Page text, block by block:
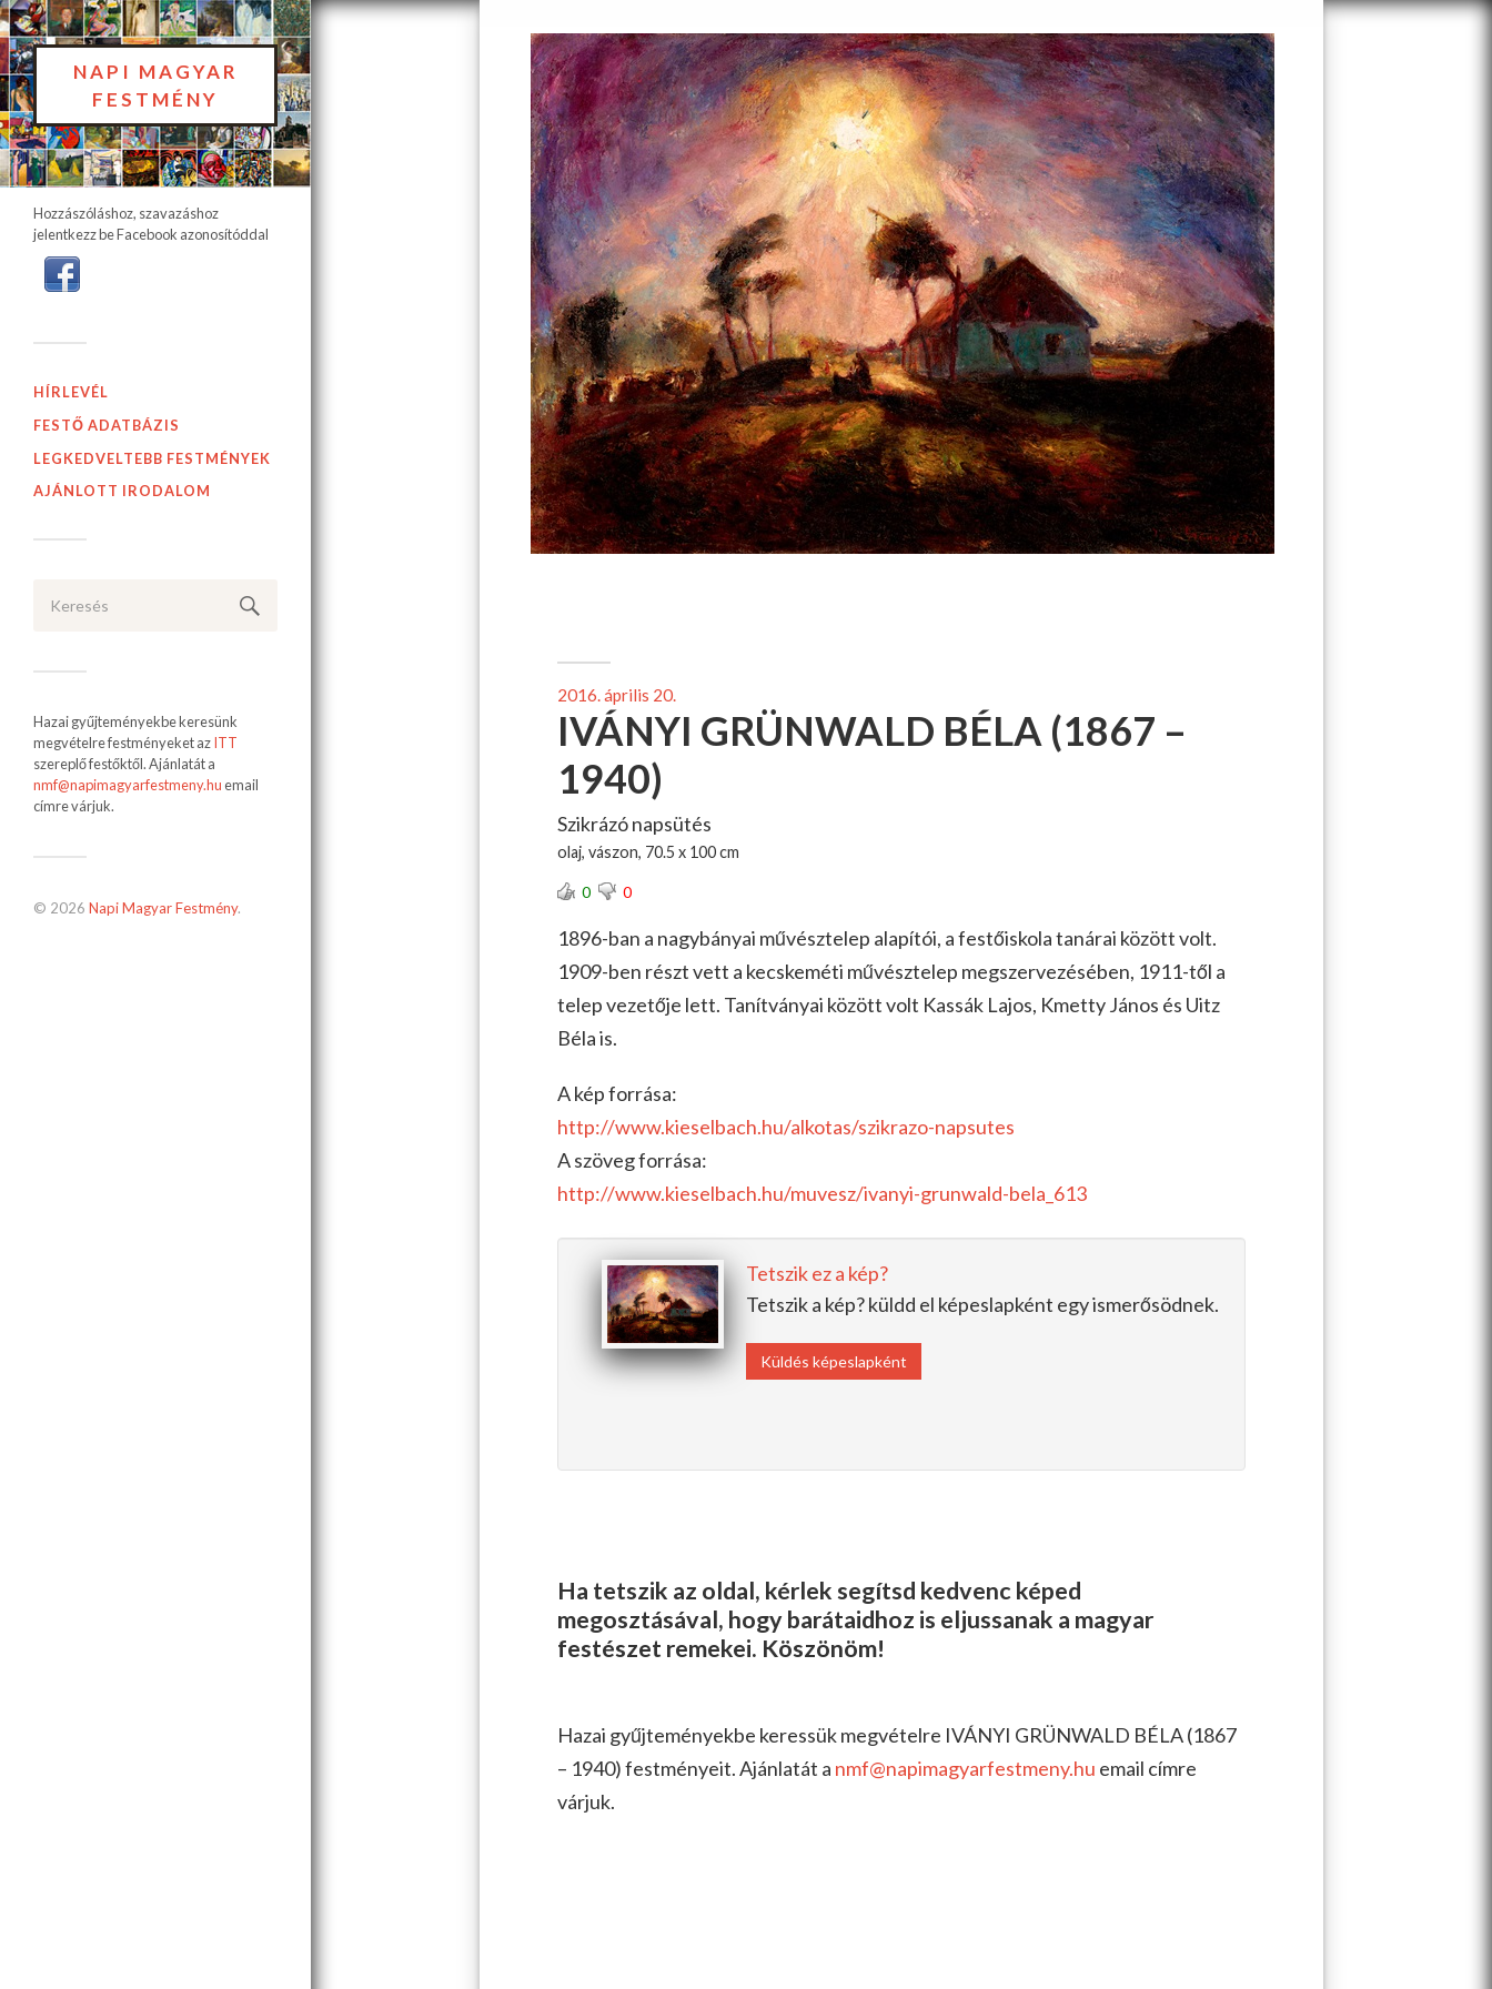
NAPI MAGYAR
FESTMÉNY
Hozzászóláshoz, szavazáshoz
jelentkezz be Facebook azonosítóddal
HÍRLEVÉL
FESTŐ ADATBÁZIS
LEGKEDVELTEBB FESTMÉNYEK
AJÁNLOTT IRODALOM
Hazai gyűjteményekbe keresünk
megvételre festményeket azITT
szereplő festőktől. Ajánlatát a
nmf@napimagyarfestmeny.hu email
címre várjuk.
© 2026 Napi Magyar Festmény.
2016. április 20.
IVÁNYI GRÜNWALD BÉLA (1867 –
1940)
Szikrázó napsütés
olaj, vászon, 70.5 x 100 cm
0 0
1896-ban a nagybányai művésztelep alapítói, a festőiskola tanárai között volt.
1909-ben részt vett a kecskeméti művésztelep megszervezésében, 1911-től a
telep vezetője lett. Tanítványai között volt Kassák Lajos, Kmetty János és Uitz
Béla is.
A kép forrása:
http://www.kieselbach.hu/alkotas/szikrazo-napsutes
A szöveg forrása:
http://www.kieselbach.hu/muvesz/ivanyi-grunwald-bela_613
Tetszik ez a kép?
Tetszik a kép? küldd el képeslapként egy ismerősödnek.
Küldés képeslapként
Ha tetszik az oldal, kérlek segítsd kedvenc képed
megosztásával, hogy barátaidhoz is eljussanak a magyar
festészet remekei. Köszönöm!
Hazai gyűjteményekbe keressük megvételre IVÁNYI GRÜNWALD BÉLA (1867
– 1940) festményeit. Ajánlatát a nmf@napimagyarfestmeny.hu email címre
várjuk.